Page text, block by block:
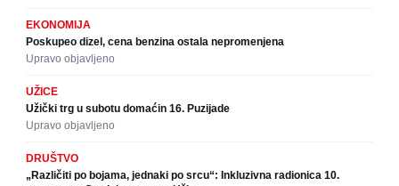
EKONOMIJA
Poskupeo dizel, cena benzina ostala nepromenjena
Upravo objavljeno
UŽICE
Užički trg u subotu domaćin 16. Puzijade
Upravo objavljeno
DRUŠTVO
„Različiti po bojama, jednaki po srcu“: Inkluzivna radionica 10.